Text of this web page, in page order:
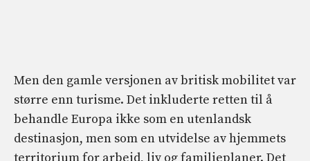
Men den gamle versjonen av britisk mobilitet var
større enn turisme. Det inkluderte retten til å
behandle Europa ikke som en utenlandsk
destinasjon, men som en utvidelse av hjemmets